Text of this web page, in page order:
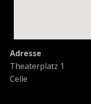
Adresse
Theaterplatz 1
Celle